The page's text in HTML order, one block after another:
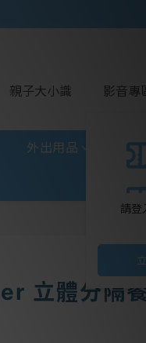
親子大小識 影音專
請登
外出用品 玩
立體分隔